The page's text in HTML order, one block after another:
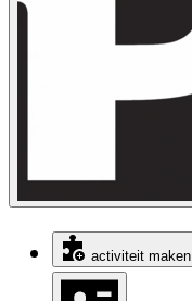
activiteit maken